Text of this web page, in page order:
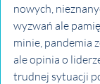
nowych,
wyzwań ale
minie, pandemia
ale opinia o
trudnej sytuacji